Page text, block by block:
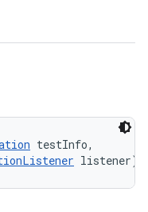
testInfo,
listener)